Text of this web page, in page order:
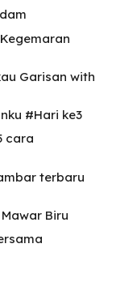
Garisan with
#Hari ke3
cara
terbaru
Biru